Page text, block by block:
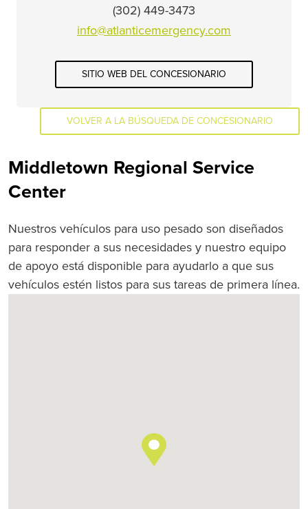
(302) 449-3473
info@atlanticemergency.com
SITIO WEB DEL CONCESIONARIO
VOLVER A LA BÚSQUEDA DE CONCESIONARIO
Middletown Regional Service
Center
Nuestros vehículos para uso pesado son diseñados
para responder a sus necesidades y nuestro equipo
de apoyo está disponible para ayudarlo a que sus
vehículos estén listos para sus tareas de primera línea.